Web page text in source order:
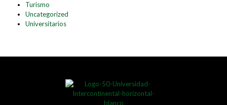
Turismo
Uncategorized
Universitarios